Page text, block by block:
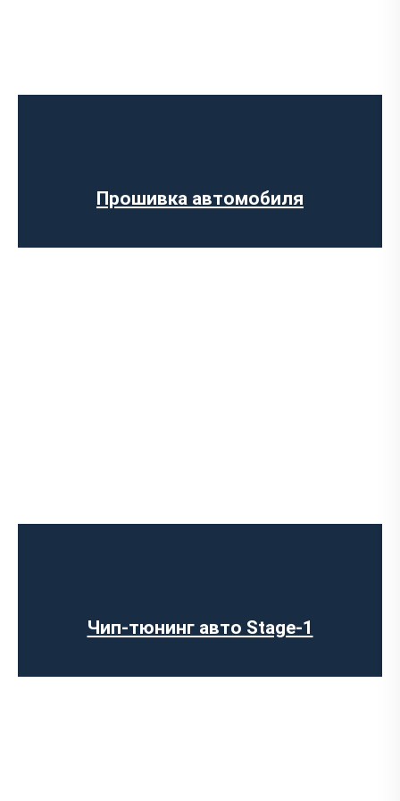
Прошивка автомобиля
Программное отключение датчика NOX
Компьютерная диагностика авто
Чип-тюнинг авто Stage-1